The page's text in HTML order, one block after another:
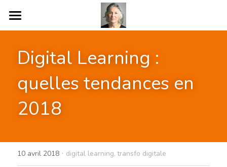
COMPÉTENCES
BLOG
A PROPOS
PARTENAIRES
BOOK
Digital Learning :
quelles tendances en
2018
10 avril 2018 · digital learning, transfo digitale